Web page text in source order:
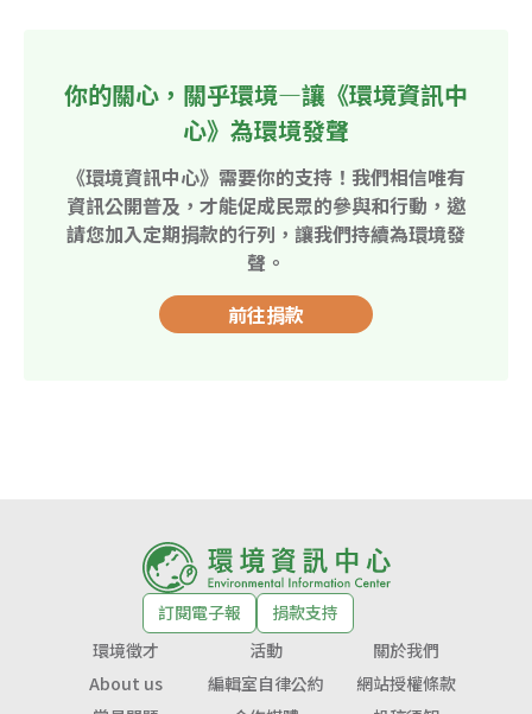
你的關心，關乎環境—讓《環境資訊中
心》為環境發聲
《環境資訊中心》需要你的支持！我們相信唯有
資訊公開普及，才能促成民眾的參與和行動，邀
請您加入定期捐款的行列，讓我們持續為環境發
聲。
前往捐款
訂閱電子報
捐款支持
環境徵才
活動
關於我們
About us
編輯室自律公約
網站授權條款